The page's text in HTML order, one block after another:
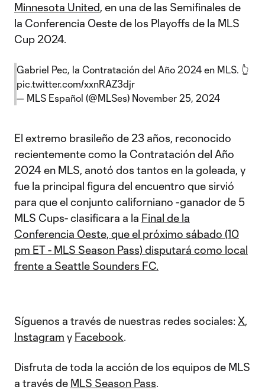
Minnesota United, en una de las Semifinales de
la Conferencia Oeste de los Playoffs de la MLS
Cup 2024.
Gabriel Pec, la Contratación del Año 2024 en MLS. 👆
pic.twitter.com/xxnRAZ3djr
— MLS Español (@MLSes) November 25, 2024
El extremo brasileño de 23 años, reconocido
recientemente como la Contratación del Año
2024 en MLS, anotó dos tantos en la goleada, y
fue la principal figura del encuentro que sirvió
para que el conjunto californiano -ganador de 5
MLS Cups- clasificara a la Final de la
Conferencia Oeste, que el próximo sábado (10
pm ET - MLS Season Pass) disputará como local
frente a Seattle Sounders FC.
Síguenos a través de nuestras redes sociales: X,
Instagram y Facebook.
Disfruta de toda la acción de los equipos de MLS
a través de MLS Season Pass.